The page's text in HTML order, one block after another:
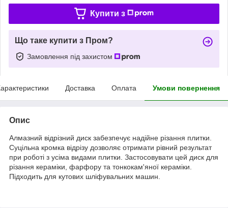
Купити з
Що таке купити з Пром?
Замовлення під захистом
Доставка Оплата Умови повернення
Опис
Алмазний відрізний диск забезпечує надійне різання плитки.
Суцільна кромка відрізу дозволяє отримати рівний результат
при роботі з усіма видами плитки. Застосовувати цей диск для
різання кераміки, фарфору та тонкокам'яної кераміки.
Підходить для кутових шліфувальних машин.